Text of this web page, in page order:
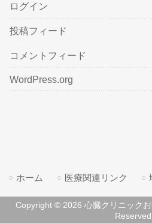
ログイン
投稿フィード
コメントフィード
WordPress.org
ホーム 医療関連リンク
Copyright © 2026 心臓クリニック
Reserved.